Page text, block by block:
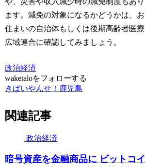
ます。減免の対象になるかどうかは、お
住まいの自治体もしくは後期高齢者医療
広域連合に確認してみましょう。
政治経済
waketaloをフォローする
きばいやんせ！鹿児島
関連記事
政治経済
暗号資産を金融商品に ビットコイ